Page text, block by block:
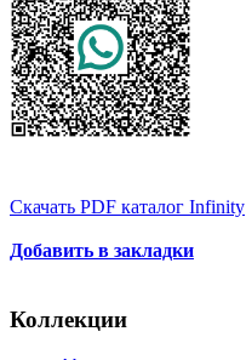
Скачать PDF каталог Infinity
Добавить в закладки
Коллекции